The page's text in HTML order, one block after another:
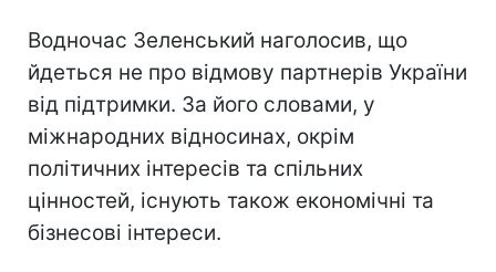
Водночас Зеленський наголосив, що
йдеться не про відмову партнерів України
від підтримки. За його словами, у
міжнародних відносинах, окрім
політичних інтересів та спільних
цінностей, існують також економічні та
бізнесові інтереси.